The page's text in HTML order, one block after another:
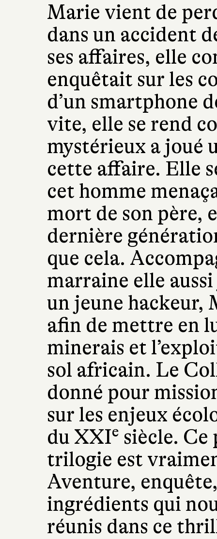
Marie vient de
dans un accident
ses affaires, elle
enquêtait sur les
d’un smartphone
vite, elle se rend
mystérieux a joué
cette affaire. Elle
cet homme
mort de son père,
dernière
que cela.
marraine elle
un jeune hackeur,
afin de mettre en
minerais et
sol africain. Le
donné pour
sur les enjeux
du XXIe siècle. Ce
trilogie est
Aventure,
ingrédients qui
réunis dans ce